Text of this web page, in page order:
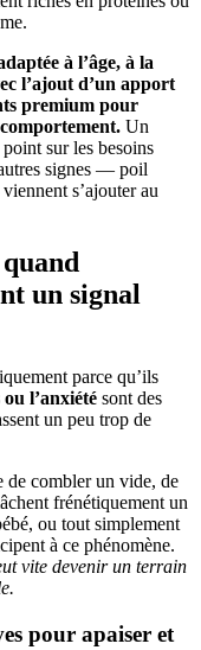
à l’âge, à la
l’ajout d’un apport
premium pour
Un
sur les besoins
signes — poil
s’ajouter au
un signal
parce qu’ils
l’anxiété sont des
un peu trop de
de combler un vide, de
frénétiquement un
ou tout simplement
à ce phénomène.
vite devenir un terrain
pour apaiser et